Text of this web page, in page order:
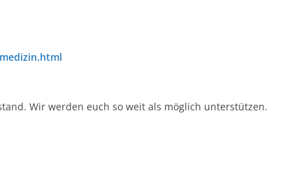
Wir werden euch so weit als möglich unterstützen.